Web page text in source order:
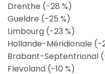
Drenthe (-28 %)
Gueldre (-25 %)
Limbourg (-23 %)
Hollande-Méridionale (-
Brabant-Septentrional
Flevoland (-10 %)